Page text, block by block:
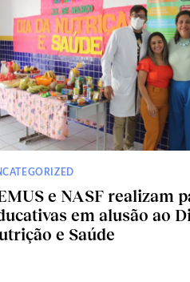
e NASF realizam
em alusão ao
e Saúde